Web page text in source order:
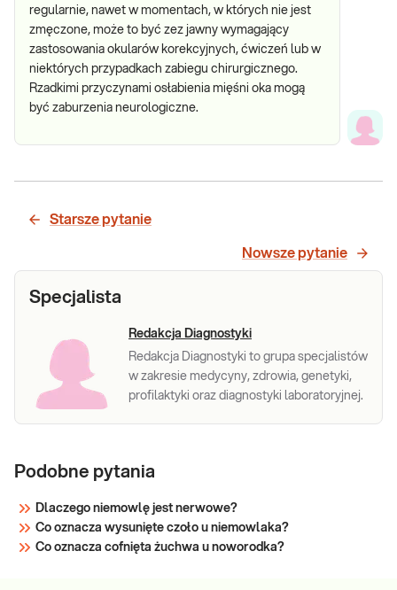
regularnie, nawet w momentach, w których nie jest
zmęczone, może to być zez jawny wymagający
zastosowania okularów korekcyjnych, ćwiczeń lub w
niektórych przypadkach zabiegu chirurgicznego.
Rzadkimi przyczynami osłabienia mięśni oka mogą
być zaburzenia neurologiczne.
Starsze pytanie
Nowsze pytanie
Specjalista
Redakcja Diagnostyki
Redakcja Diagnostyki to grupa specjalistów
w zakresie medycyny, zdrowia, genetyki,
profilaktyki oraz diagnostyki laboratoryjnej.
Podobne pytania
Dlaczego niemowlę jest nerwowe?
Co oznacza wysunięte czoło u niemowlaka?
Co oznacza cofnięta żuchwa u noworodka?